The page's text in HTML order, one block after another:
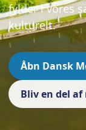
fylder i vores
kulturelt.
Åbn Dansk
Bliv en del